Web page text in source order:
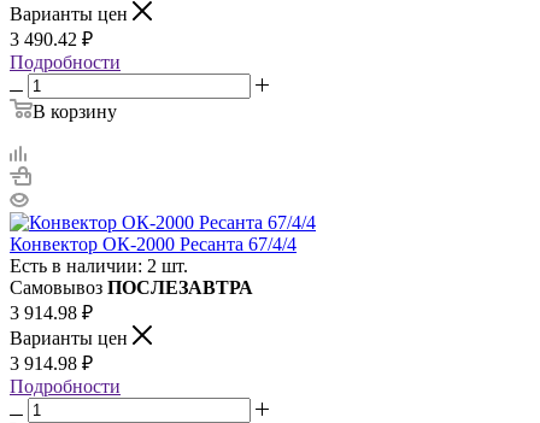
Варианты цен
3 490.42 ₽
Подробности
В корзину
Конвектор ОК-2000 Ресанта 67/4/4
Есть в наличии: 2 шт.
Самовывоз ПОСЛЕЗАВТРА
3 914.98 ₽
Варианты цен
3 914.98 ₽
Подробности